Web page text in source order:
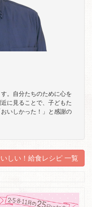
。自分たちのために心を
に見ることで、子どもた
いしかった！」と感謝の
しい！給食レシピ 一覧